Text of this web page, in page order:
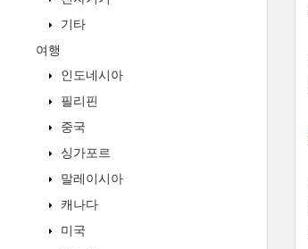
기타
여행
인도네시아
필리핀
중국
싱가포르
말레이시아
캐나다
미국